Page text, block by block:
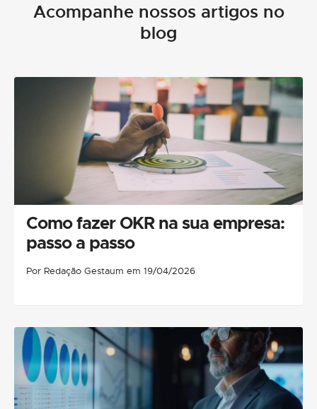
Acompanhe nossos artigos no
blog
Como fazer OKR na sua empresa:
passo a passo
Por Redação Gestaum em 19/04/2026